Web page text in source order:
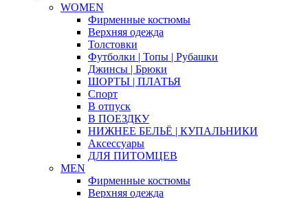
WOMEN
Фирменные костюмы
Верхняя одежда
Толстовки
Футболки | Топы | Рубашки
Джинсы | Брюки
ШОРТЫ | ПЛАТЬЯ
Спорт
В отпуск
В ПОЕЗДКУ
НИЖНЕЕ БЕЛЬЁ | КУПАЛЬНИКИ
Аксессуары
ДЛЯ ПИТОМЦЕВ
MEN
Фирменные костюмы
Верхняя одежда